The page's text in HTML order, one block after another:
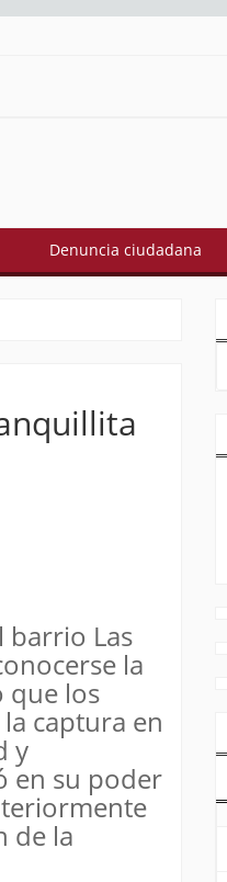
Denuncia ciudadana
barrio Las
la
que los
captura en
y
en su poder
de la